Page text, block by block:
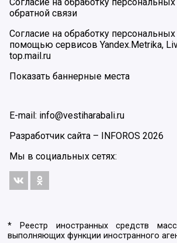
обратной связи
Согласие на обработку
помощью сервисов Yandex.Metrika,
top.mail.ru
Показать баннерные места
E-mail: info@vestiharabali.ru
Разработчик сайта – INFOROS 2026
Мы в социальных сетях:
* Реестр иностранных средств
выполняющих функции иностранного